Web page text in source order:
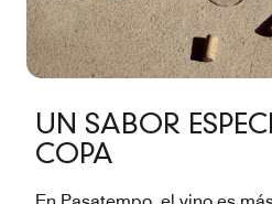
UN SABOR
COPA